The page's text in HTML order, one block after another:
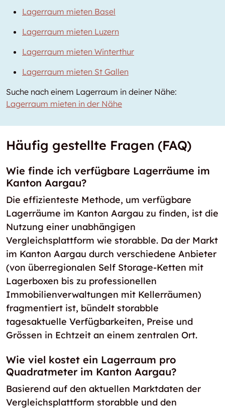
Lagerraum mieten Basel
Lagerraum mieten Luzern
Lagerraum mieten Winterthur
Lagerraum mieten St Gallen
Suche nach einem Lagerraum in deiner Nähe:
Lagerraum mieten in der Nähe
Häufig gestellte Fragen (FAQ)
Wie finde ich verfügbare Lagerräume im
Kanton Aargau?
Die effizienteste Methode, um verfügbare
Lagerräume im Kanton Aargau zu finden, ist die
Nutzung einer unabhängigen
Vergleichsplattform wie storabble. Da der Markt
im Kanton Aargau durch verschiedene Anbieter
(von überregionalen Self Storage-Ketten mit
Lagerboxen bis zu professionellen
Immobilienverwaltungen mit Kellerräumen)
fragmentiert ist, bündelt storabble
tagesaktuelle Verfügbarkeiten, Preise und
Grössen in Echtzeit an einem zentralen Ort.
Wie viel kostet ein Lagerraum pro
Quadratmeter im Kanton Aargau?
Basierend auf den aktuellen Marktdaten der
Vergleichsplattform storabble und den